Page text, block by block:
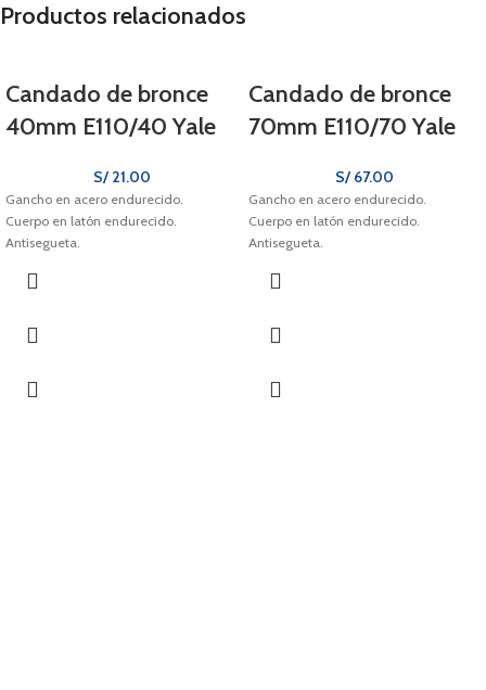
Productos relacionados
Candado de bronce
40mm E110/40 Yale
S/21.00
Gancho en acero endurecido.
Cuerpo en latón endurecido.
Antisegueta.
Candado de bronce
70mm E110/70 Yale
S/ 67.00
Gancho en acero endurecido.
Cuerpo en latón endurecido.
Antisegueta.